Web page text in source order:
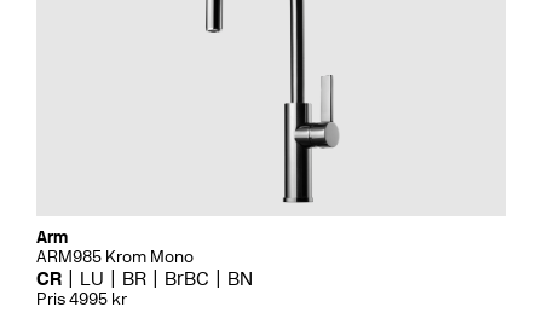
Arm
ARM985 Krom Mono
CR LU BR BrBC BN
Pris 4995 kr